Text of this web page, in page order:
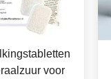
voor